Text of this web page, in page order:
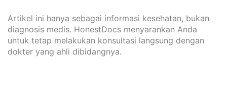
Artikel ini hanya sebagai informasi kesehatan, bukan
diagnosis medis. HonestDocs menyarankan Anda
untuk tetap melakukan konsultasi langsung dengan
dokter yang ahli dibidangnya.